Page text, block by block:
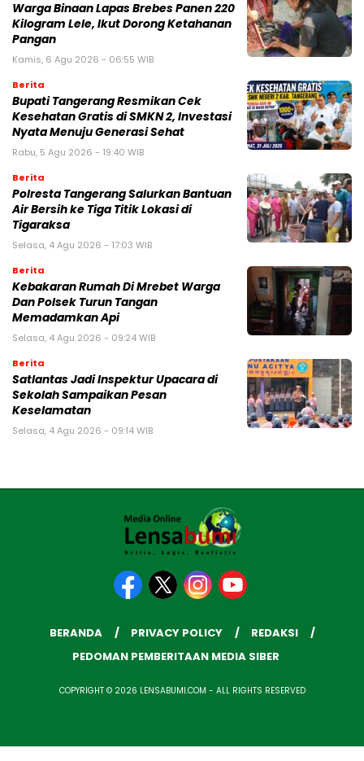
Warga Binaan Lapas Brebes Panen 220
Kilogram Lele, Ikut Dorong Ketahanan
Pangan
Kamis, 6 Agu 2026 - 06:55 WIB
Berita
‎Bupati Tangerang Resmikan Cek
Kesehatan Gratis di SMKN 2, Investasi
Nyata Menuju Generasi Sehat
Rabu, 5 Agu 2026 - 19:40 WIB
Berita
Polresta Tangerang Salurkan Bantuan
Air Bersih ke Tiga Titik Lokasi di
Tigaraksa
Selasa, 4 Agu 2026 - 17:03 WIB
Berita
Kebakaran Rumah Di Mrebet Warga
Dan Polsek Turun Tangan
Memadamkan Api
Selasa, 4 Agu 2026 - 09:24 WIB
Berita
Satlantas Jadi Inspektur Upacara di
Sekolah Sampaikan Pesan
Keselamatan
Selasa, 4 Agu 2026 - 09:14 WIB
BERANDA PRIVACY POLICY
REDAKSI
PEDOMAN PEMBERITAAN MEDIA SIBER
COPYRIGHT © 2026 LENSABUMI.COM - ALL RIGHTS RESERVED